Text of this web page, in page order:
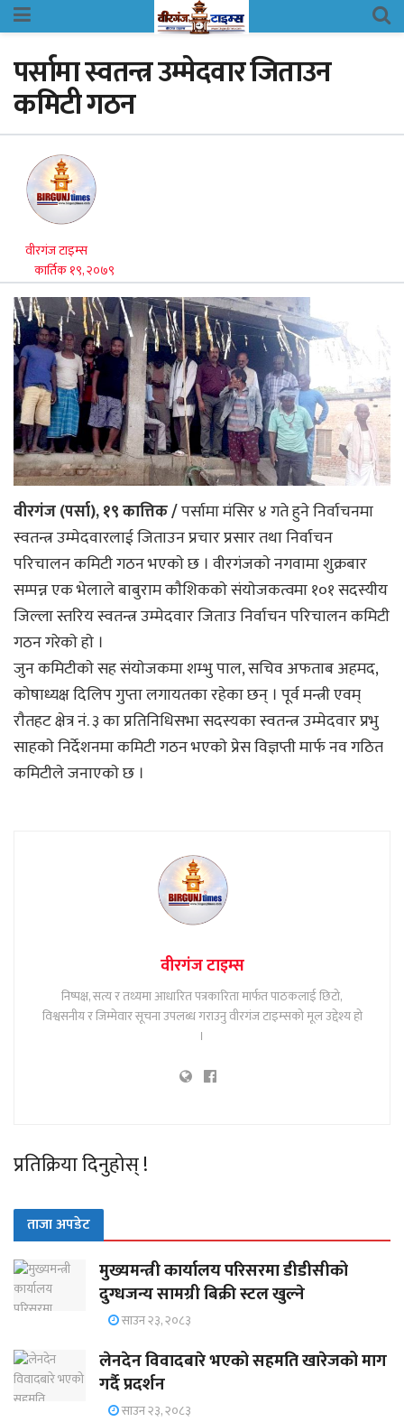
पर्सामा स्वतन्त्र उम्मेदवार जिताउन
कमिटी गठन
वीरगंज टाइम्स
कार्तिक १९, २०७९
वीरगंज (पर्सा), १९ कात्तिक /पर्सामा मंसिर ४ गते हुने निर्वाचनमा
स्वतन्त्र उम्मेदवारलाई जिताउन प्रचार प्रसार तथा निर्वाचन
परिचालन कमिटी गठन भएकाे छ । वीरगंजकाे नगवामा शुक्रबार
सम्पन्न एक भेलाले बाबुराम काैशिककाे संयाेजकत्वमा १०१ सदस्यीय
जिल्ला स्तरिय स्वतन्त्र उम्मेदवार जिताउ निर्वाचन परिचालन कमिटी
गठन गरेकाे हाे ।
जुन कमिटीकाे सह स‌ंयाेजकमा शम्भु पाल, सचिव अफताब अहमद,
काेषाध्यक्ष दिलिप गुप्ता लगायतका रहेका छन् । पूर्व मन्त्री एवम्
राैतहट क्षेत्र नं. ३ का प्रतिनिधिसभा सदस्यका स्वतन्त्र उम्मेदवार प्रभु
साहकाे निर्देशनमा कमिटी गठन भएकाे प्रेस विज्ञप्ती मार्फ नव गठित
कमिटीले जनाएकाे छ ।
वीरगंज टाइम्स
निष्पक्ष, सत्य र तथ्यमा आधारित पत्रकारिता मार्फत पाठकलाई छिटो,
विश्वसनीय र जिम्मेवार सूचना उपलब्ध गराउनु वीरगंज टाइम्सको मूल उद्देश्य हो
।
प्रतिक्रिया दिनुहोस् !
ताजा अपडेट
मुख्यमन्त्री कार्यालय परिसरमा डीडीसीको
दुग्धजन्य सामग्री बिक्री स्टल खुल्ने
साउन २३, २०८३
लेनदेन विवादबारे भएको सहमति खारेजको माग
गर्दै प्रदर्शन
साउन २३, २०८३